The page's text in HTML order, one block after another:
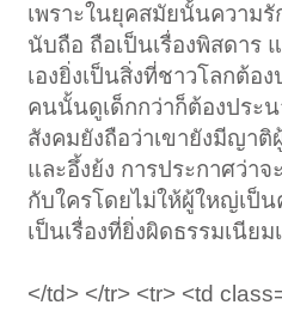
เพราะในยุคสมัยนั้นความ
นับถือ ถือเป็นเรื่องพิสดาร
เองยิ่งเป็นสิ่งที่ชาวโลกต้อ
คนนั้นดูเด็กกว่าก็ต้องประ
สังคมยังถือว่าเขายังมีญาติ
และอึ้งย้ง การประกาศว่า
กับใครโดยไม่ให้ผู้ใหญ่เป็
เป็นเรื่องที่ยิ่งผิดธรรมเนีย
</td> </tr> <tr> <td